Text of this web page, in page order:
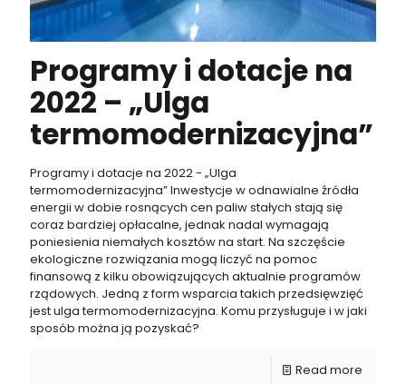
Programy i dotacje na
2022 – „Ulga
termomodernizacyjna”
Programy i dotacje na 2022 - „Ulga
termomodernizacyjna” Inwestycje w odnawialne źródła
energii w dobie rosnących cen paliw stałych stają się
coraz bardziej opłacalne, jednak nadal wymagają
poniesienia niemałych kosztów na start. Na szczęście
ekologiczne rozwiązania mogą liczyć na pomoc
finansową z kilku obowiązujących aktualnie programów
rządowych. Jedną z form wsparcia takich przedsięwzięć
jest ulga termomodernizacyjna. Komu przysługuje i w jaki
sposób można ją pozyskać?
Read more